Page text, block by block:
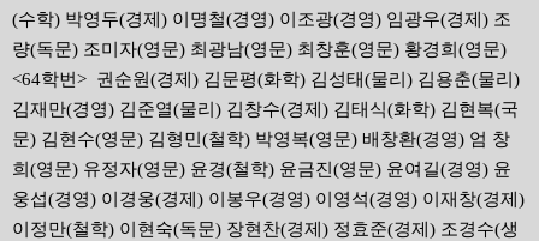
(수학) 박영두(경제) 이명철(경영) 이조광(경영) 임광우(경제) 조
량(독문) 조미자(영문) 최광남(영문) 최창훈(영문) 황경희(영문)
<64학번> 권순원(경제) 김문평(화학) 김성태(물리) 김용춘(물리)
김재만(경영) 김준열(물리) 김창수(경제) 김태식(화학) 김현복(국
문) 김현수(영문) 김형민(철학) 박영복(영문) 배창환(경영) 엄 창
희(영문) 유정자(영문) 윤경(철학) 윤금진(영문) 윤여길(경영) 윤
웅섭(경영) 이경웅(경제) 이봉우(경영) 이영석(경영) 이재창(경제)
이정만(철학) 이현숙(독문) 장현찬(경제) 정효준(경제) 조경수(생